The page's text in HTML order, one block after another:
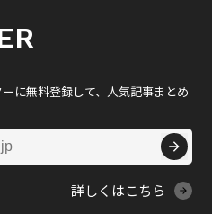
に無料登録して、人気記事まとめ
詳しくはこちら